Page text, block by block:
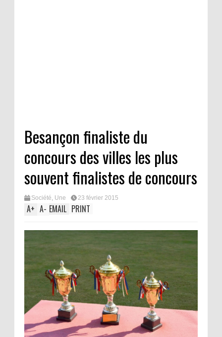
Besançon finaliste du
concours des villes les plus
souvent finalistes de concours
Société, Une 23 février 2015
A+ A- EMAIL PRINT